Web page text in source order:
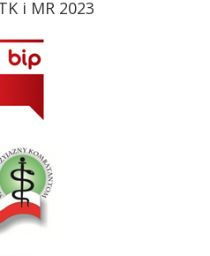
i MR 2023